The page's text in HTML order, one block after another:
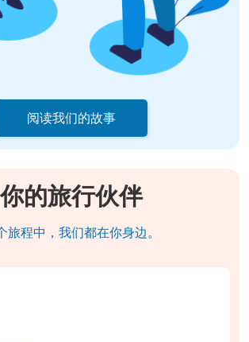
阅读我们的故事
你的旅行伙伴
旅程中，我们都在你身边。